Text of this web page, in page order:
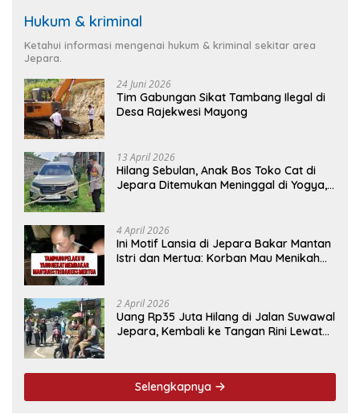
Hukum & kriminal
Ketahui informasi mengenai hukum & kriminal sekitar area
Jepara.
24 Juni 2026
Tim Gabungan Sikat Tambang Ilegal di
Desa Rajekwesi Mayong
13 April 2026
Hilang Sebulan, Anak Bos Toko Cat di
Jepara Ditemukan Meninggal di Yogya,
4 April 2026
Ini Motif Lansia di Jepara Bakar Mantan
Istri dan Mertua: Korban Mau Menikah
2 April 2026
Uang Rp35 Juta Hilang di Jalan Suwawal
Jepara, Kembali ke Tangan Rini Lewat
Selengkapnya